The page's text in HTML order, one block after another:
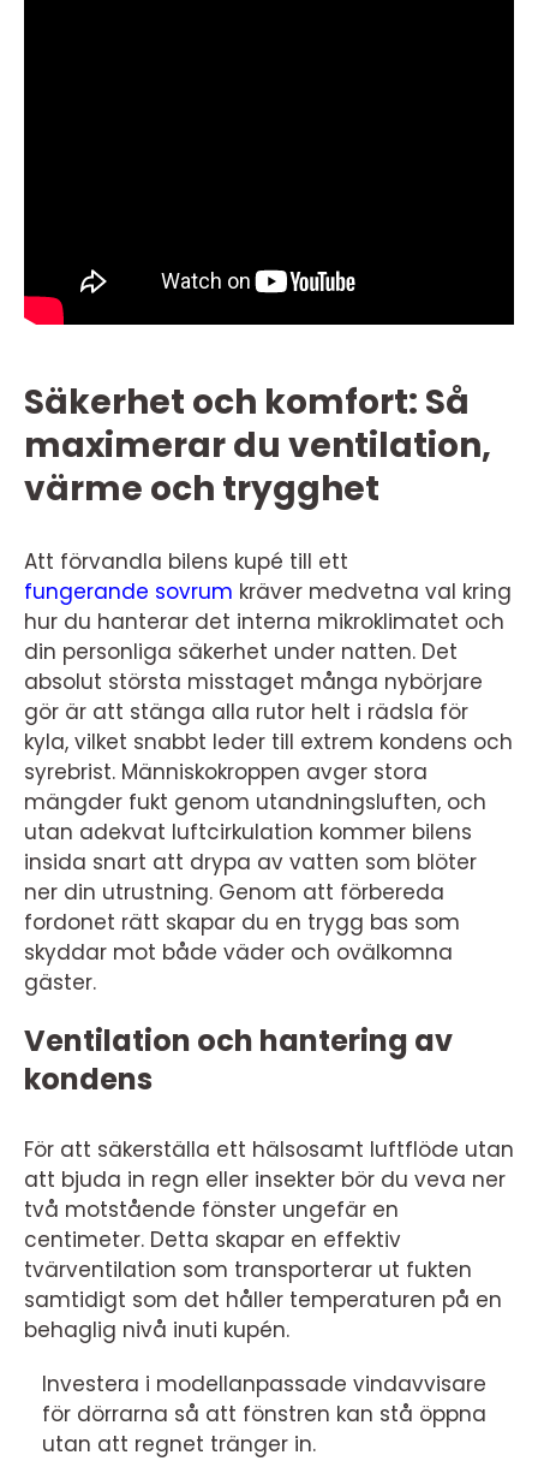
Säkerhet och komfort: Så
maximerar du ventilation,
värme och trygghet
Att förvandla bilens kupé till ett
fungerande sovrum kräver medvetna val kring
hur du hanterar det interna mikroklimatet och
din personliga säkerhet under natten. Det
absolut största misstaget många nybörjare
gör är att stänga alla rutor helt i rädsla för
kyla, vilket snabbt leder till extrem kondens och
syrebrist. Människokroppen avger stora
mängder fukt genom utandningsluften, och
utan adekvat luftcirkulation kommer bilens
insida snart att drypa av vatten som blöter
ner din utrustning. Genom att förbereda
fordonet rätt skapar du en trygg bas som
skyddar mot både väder och ovälkomna
gäster.
Ventilation och hantering av
kondens
För att säkerställa ett hälsosamt luftflöde utan
att bjuda in regn eller insekter bör du veva ner
två motstående fönster ungefär en
centimeter. Detta skapar en effektiv
tvärventilation som transporterar ut fukten
samtidigt som det håller temperaturen på en
behaglig nivå inuti kupén.
Investera i modellanpassade vindavvisare
för dörrarna så att fönstren kan stå öppna
utan att regnet tränger in.